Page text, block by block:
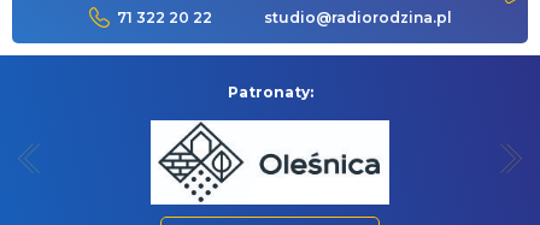
71 322 20 22 studio@radiorodzina.pl
Patronaty: